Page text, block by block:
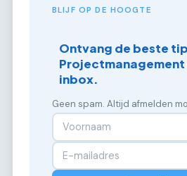
BLIJF OP DE HOOGTE
Ontvang de beste
inbox.
Geen spam. Altijd afmelden